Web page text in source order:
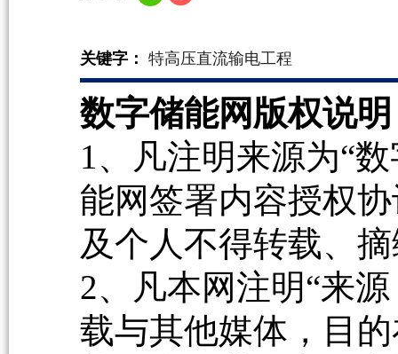
关键字： 特高压直流输电工程
数字储能网版权说
1、凡注明来源为“
能网签署内容授权
及个人不得转载、
2、凡本网注明“来
载与其他媒体，目